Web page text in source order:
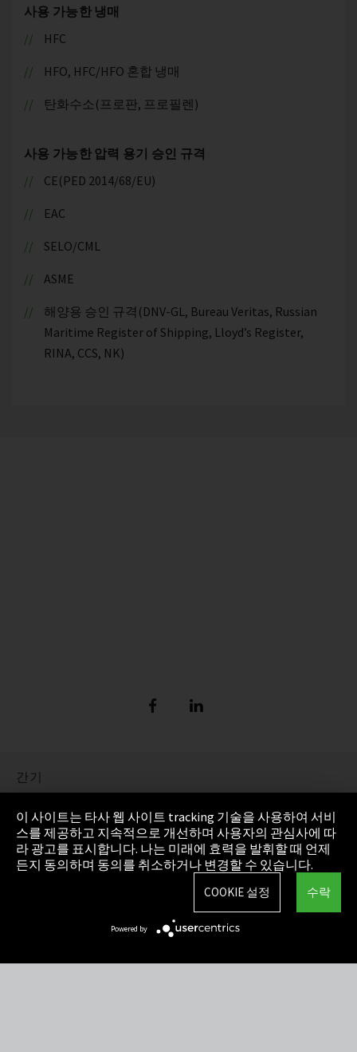
사용 가능한 냉매
HFC
HFO, HFC/HFO 혼합 냉매
탄화수소(프로판, 프로필렌)
사용 가능한 압력 용기 승인 규격
CE(PED 2014/68/EU)
EAC
SELO/CML
ASME
해양용 승인 규격(DNV-GL, Bureau Veritas, Russian
Maritime Register of Shipping, Lloyd’s Register,
RINA, CCS, NK)
간기
정보 보호
Cookie Settings
AGB(일반거래조건)
이 사이트는 타사 웹 사이트 tracking 기술을 사용하여 서비
스를 제공하고 지속적으로 개선하며 사용자의 관심사에 따
라 광고를 표시합니다. 나는 미래에 효력을 발휘할 때 언제
든지 동의하며 동의를 취소하거나 변경할 수 있습니다.
수락
COOKIE 설정
Powered by